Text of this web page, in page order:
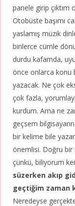
panele girip çıktım
Otobüste başımı
yaslamış müzik
binlerce cümle
durdu kafamda,
önce onlarca konu
yazacak. Ne çok
çok fazla,
kurdum. Ama ne
geçsem
bir kelime bile
önemlisi. Doğru bir
çünkü, biliyorum
süzerken akıp
geçtiğim zaman
Neredeyse